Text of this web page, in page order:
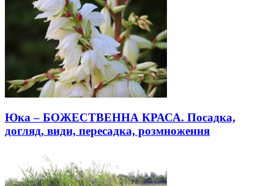
Юка – БОЖЕСТВЕННА КРАСА. Посадка,
догляд, види, пересадка, розмноження